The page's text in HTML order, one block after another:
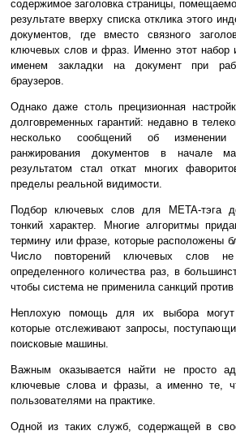
содержимое заголовка страницы,
результате вверху списка отклика этого
документов, где вместо связного
ключевых слов и фраз. Именно этот набор
именем закладки на документ при
браузеров.
Однако даже столь прецизионная
долговременных гарантий: недавно в
несколько сообщений об изменении
ранжирования документов в начале
результатом стал откат многих
пределы реальной видимости.
Подбор ключевых слов для META-тэга
тонкий характер. Многие алгоритмы
термину или фразе, которые расположены
Число повторений ключевых слов
определенного количества раз, в
чтобы система не применила санкций
Неплохую помощь для их выбора могут
которые отслеживают запросы,
поисковые машины.
Важным оказывается найти не просто
ключевые слова и фразы, а именно те,
пользователями на практике.
Одной из таких служб, содержащей в